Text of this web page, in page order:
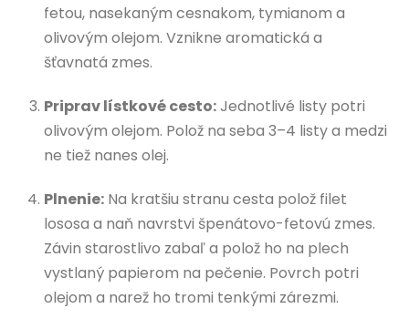
fetou, nasekaným cesnakom, tymianom a
olivovým olejom. Vznikne aromatická a
šťavnatá zmes.
Priprav lístkové cesto:Jednotlivé listy potri
olivovým olejom. Polož na seba 3–4 listy a medzi
ne tiež nanes olej.
Plnenie: Na kratšiu stranu cesta polož filet
lososa a naň navrstvi špenátovo-fetovú zmes.
Závin starostlivo zabaľ a polož ho na plech
vystlaný papierom na pečenie. Povrch potri
olejom a narež ho tromi tenkými zárezmi.